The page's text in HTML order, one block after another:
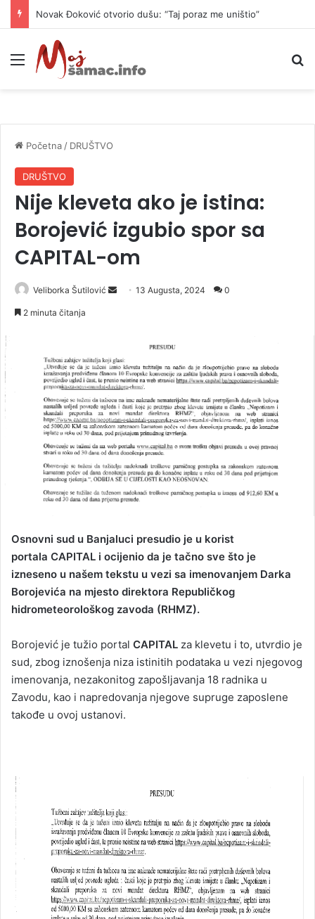
Novak Đoković otvorio dušu: “Taj poraz me uništio”
Meni
Početna / DRUŠTVO
DRUŠTVO
Nije kleveta ako je istina:
Borojević izgubio spor sa
CAPITAL-om
Veliborka Šutilović
a
n
e
m
a
13 Augusta, 2024 0
2 minuta čitanja
Osnovni sud u Banjaluci presudio je u korist
portala CAPITAL i ocijenio da je tačno sve što je
izneseno u našem tekstu u vezi sa imenovanjem Darka
Borojevića na mjesto direktora Republičkog
hidrometeorološkog zavoda (RHMZ).
Borojević je tužio portal CAPITAL za klevetu i to, utvrdio je
sud, zbog iznošenja niza istinitih podataka u vezi njegovog
imenovanja, nezakonitog zapošljavanja 18 radnika u
Zavodu, kao i napredovanja njegove supruge zaposlene
takođe u ovoj ustanovi.